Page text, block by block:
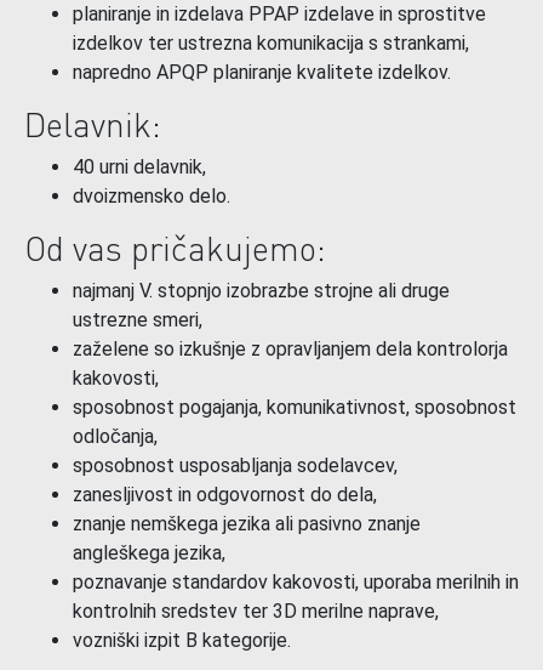
planiranje in izdelava PPAP izdelave in sprostitve
izdelkov ter ustrezna komunikacija s strankami,
napredno APQP planiranje kvalitete izdelkov.
Delavnik:
40 urni delavnik,
dvoizmensko delo.
Od vas pričakujemo:
najmanj V. stopnjo izobrazbe strojne ali druge
ustrezne smeri,
zaželene so izkušnje z opravljanjem dela kontrolorja
kakovosti,
sposobnost pogajanja, komunikativnost, sposobnost
odločanja,
sposobnost usposabljanja sodelavcev,
zanesljivost in odgovornost do dela,
znanje nemškega jezika ali pasivno znanje
angleškega jezika,
poznavanje standardov kakovosti, uporaba merilnih in
kontrolnih sredstev ter 3D merilne naprave,
vozniški izpit B kategorije.